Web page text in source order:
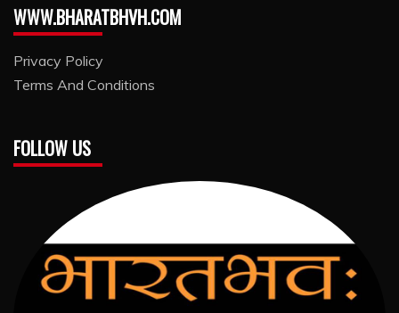
WWW.BHARATBHVH.COM
Privacy Policy
Terms And Conditions
FOLLOW US